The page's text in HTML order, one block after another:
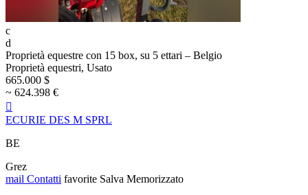
c
d
Proprietà equestre con 15 box, su 5 ettari – Belgio
Proprietà equestri, Usato
665.000 $
~ 624.398 €

ECURIE DES M SPRL
BE
Grez
mail Contatti favorite Salva Memorizzato